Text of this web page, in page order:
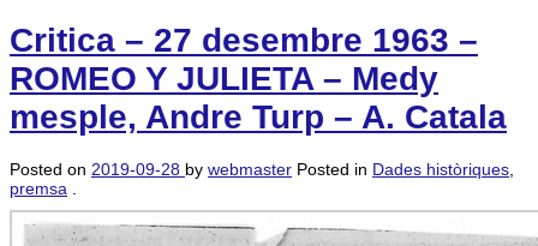
Critica – 27 desembre 1963 –
ROMEO Y JULIETA – Medy
mesple, Andre Turp – A. Catala
Posted on 2019-09-28 by webmaster Posted in Dades històriques
premsa